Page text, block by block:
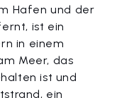
Hafen und der
ist ein
in einem
Meer, das
ist und
ein